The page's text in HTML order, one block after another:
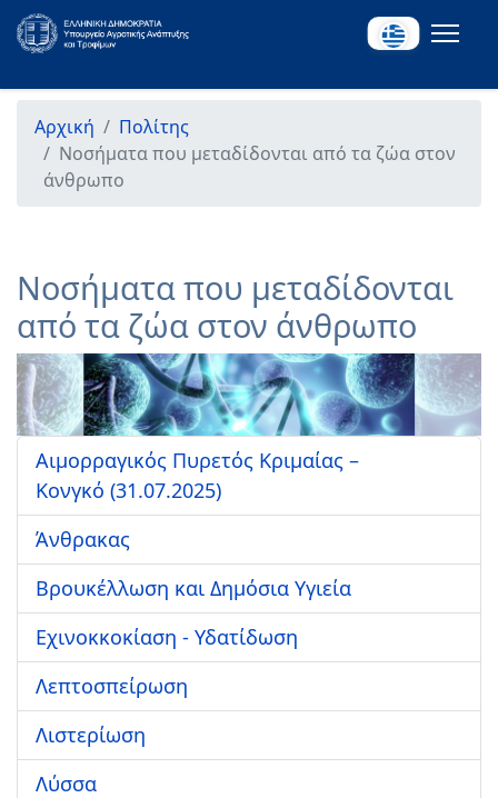
Αρχική
Πολίτης
Νοσήματα που μεταδίδονται από τα ζώα στον
άνθρωπο
Νοσήματα που μεταδίδονται
από τα ζώα στον άνθρωπο
Αιμορραγικός Πυρετός Κριμαίας –
Κονγκό (31.07.2025)
Άνθρακας
Βρουκέλλωση και Δημόσια Υγιεία
Εχινοκκοκίαση - Υδατίδωση
Λεπτοσπείρωση
Λιστερίωση
Λύσσα